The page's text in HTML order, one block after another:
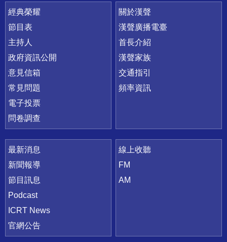
快速連結
經典榮耀
節目表
主持人
政府資訊公開
意見信箱
常見問題
電子投票
問卷調查
關於漢聲
漢聲廣播電臺
首長介紹
漢聲家族
交通指引
頻率資訊
最新消息
新聞報導
節目訊息
Podcast
ICRT News
官網公告
線上收聽
FM
AM